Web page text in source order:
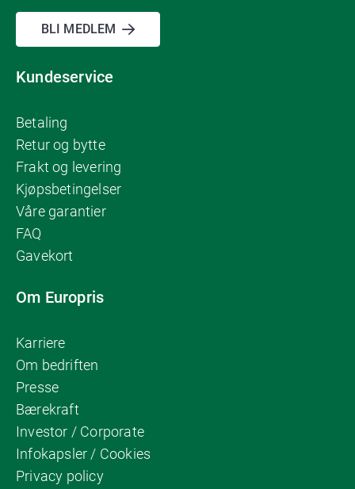
BLI MEDLEM
Kundeservice
Betaling
Retur og bytte
Frakt og levering
Kjøpsbetingelser
Våre garantier
FAQ
Gavekort
Om Europris
Karriere
Om bedriften
Presse
Bærekraft
Investor / Corporate
Infokapsler / Cookies
Privacy policy